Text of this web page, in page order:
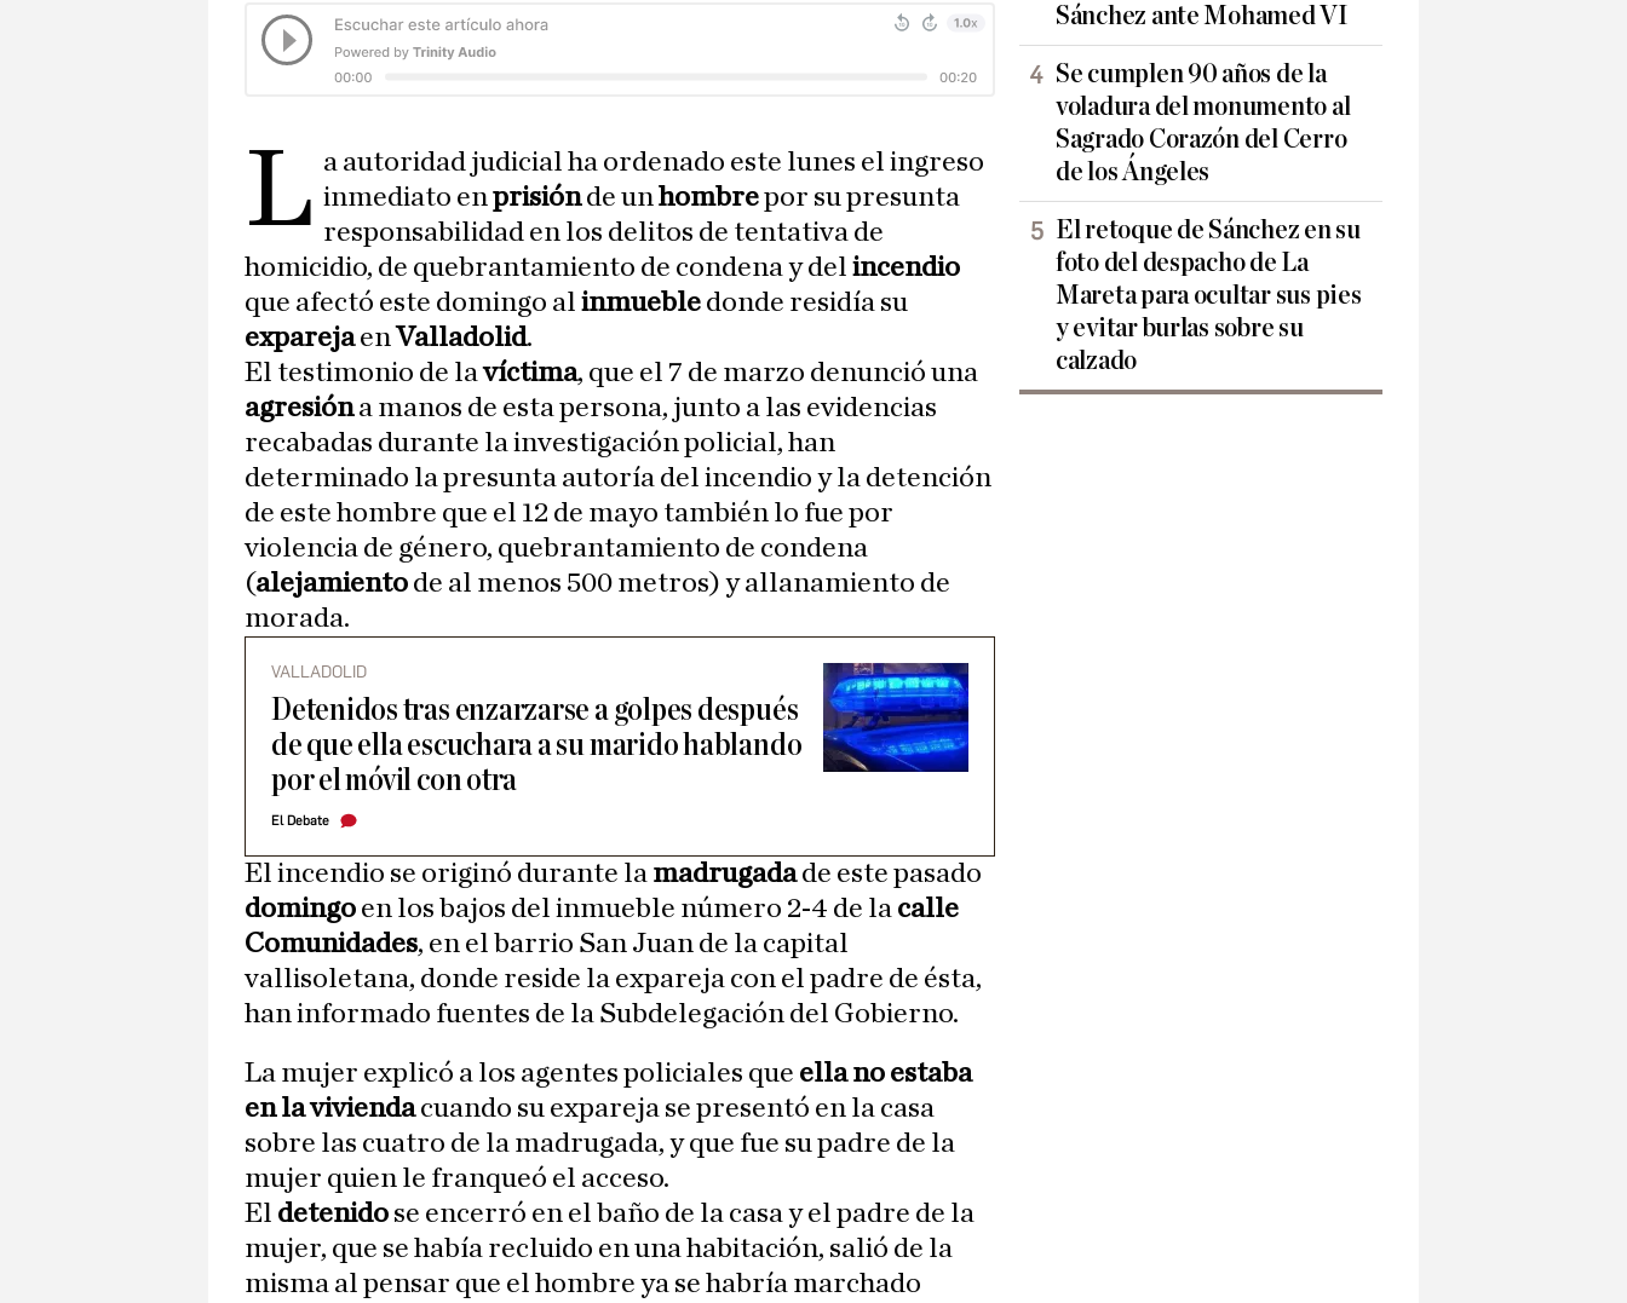
L a autoridad judicial ha ordenado este lunes el ingreso
inmediato enprisiónde unhombrepor su presunta
responsabilidad en los delitos de tentativa de
homicidio, de quebrantamiento de condena y del incendio
que afectó este domingo al inmueble donde residía su
exparejaenValladolid.
El testimonio de lavíctima, que el 7 de marzo denunció una
agresióna manos de esta persona, junto a las evidencias
recabadas durante la investigación policial, han
determinado la presunta autoría del incendio y la detención
de este hombre que el 12 de mayo también lo fue por
violencia de género, quebrantamiento de condena
(alejamiento de al menos 500 metros) y allanamiento de
morada.
VALLADOLID
Detenidos tras enzarzarse a golpes después
de que ella escuchara a su marido hablando
por el móvil con otra
El Debate
El incendio se originó durante la madrugadade este pasado
domingo en los bajos del inmueble número 2-4 de la calle
Comunidades, en el barrio San Juan de la capital
vallisoletana, donde reside la expareja con el padre de ésta,
han informado fuentes de la Subdelegación del Gobierno.
La mujer explicó a los agentes policiales que ella no estaba
en la viviendacuando su expareja se presentó en la casa
sobre las cuatro de la madrugada, y que fue su padre de la
mujer quien le franqueó el acceso.
El detenido se encerró en el baño de la casa y el padre de la
mujer, que se había recluido en una habitación, salió de la
misma al pensar que el hombre ya se habría marchado
Sánchez ante Mohamed VI
Se cumplen 90 años de la
voladura del monumento al
Sagrado Corazón del Cerro
de los Ángeles
El retoque de Sánchez en su
foto del despacho de La
Mareta para ocultar sus pies
y evitar burlas sobre su
calzado